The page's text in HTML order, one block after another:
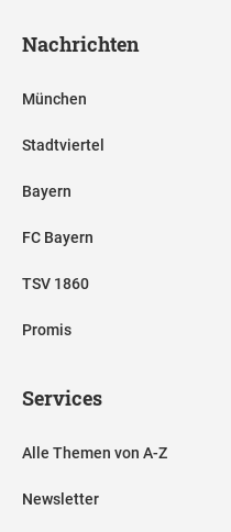
Nachrichten
München
Stadtviertel
Bayern
FC Bayern
TSV 1860
Promis
Services
Alle Themen von A-Z
Newsletter